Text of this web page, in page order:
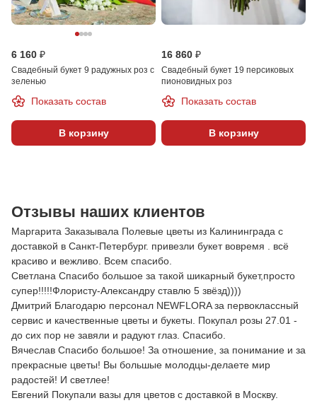
6 160 ₽
Свадебный букет 9 радужных роз с
зеленью
Показать состав
В корзину
16 860 ₽
Свадебный букет 19 персиковых
пионовидных роз
Показать состав
В корзину
Отзывы наших клиентов
Маргарита Заказывала Полевые цветы из Калининграда с
доставкой в Санкт-Петербург. привезли букет вовремя . всё
красиво и вежливо. Всем спасибо.
Светлана Спасибо большое за такой шикарный букет,просто
супер!!!!!Флористу-Александру ставлю 5 звёзд))))
Дмитрий Благодарю персонал NEWFLORA за первоклассный
сервис и качественные цветы и букеты. Покупал розы 27.01 -
до сих пор не завяли и радуют глаз. Спасибо.
Вячеслав Спасибо большое! За отношение, за понимание и за
прекрасные цветы! Вы большые молодцы-делаете мир
радостей! И светлее!
Евгений Покупали вазы для цветов с доставкой в Москву.